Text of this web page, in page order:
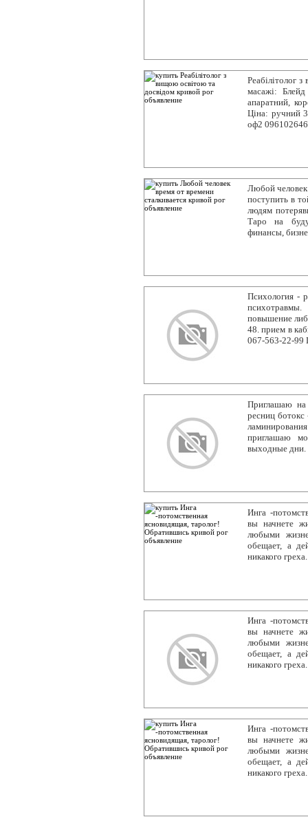
Реабілітолог
масажі:
апаратний,
Ціна: ручний
оф2
Любой человек
поступить в
людям
Таро на
финансы,
Психология -
повышение
48. прием в
067-563-22-
Приглашаю на
ресниц
приглашаю
выходные дни.
Инга -
вы начнете
любыми
обещает, а
никакого
Инга -
вы начнете
любыми
обещает, а
никакого
Инга -
вы начнете
любыми
обещает, а
никакого